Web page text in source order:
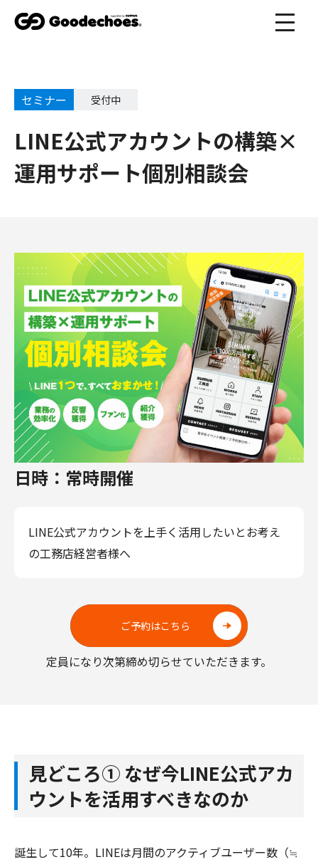
LINE公式アカウントの構築×
運用サポート個別相談会
セミナー 受付中
日時： 常時開催
LINE公式アカウントを上手く活用したいとお考え
の工務店経営者様へ
ご予約はこちら
定員になり次第締め切らせていただきます。
見どころ① なぜ今LINE公式アカ
ウントを活用すべきなのか
誕生して10年。LINEは月間のアクティブユーザー数（≒